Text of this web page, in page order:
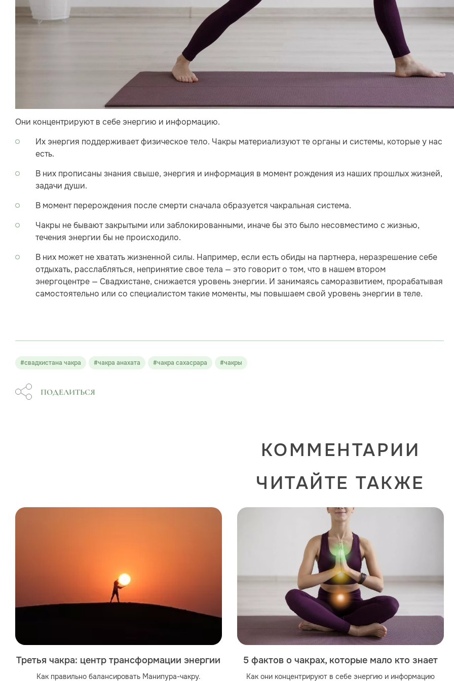
Они концентрируют в себе энергию и информацию.
Их энергия поддерживает физическое тело. Чакры материализуют те органы и системы, которые у нас
есть.
В них прописаны знания свыше, энергия и информация в момент рождения из наших прошлых жизней,
задачи души.
В момент перерождения после смерти сначала образуется чакральная система.
Чакры не бывают закрытыми или заблокированными, иначе бы это было несовместимо с жизнью,
течения энергии бы не происходило.
В них может не хватать жизненной силы. Например, если есть обиды на партнера, неразрешение себе
отдыхать, расслабляться, непринятие свое тела — это говорит о том, что в нашем втором
энергоцентре — Свадхистане, снижается уровень энергии. И занимаясь саморазвитием, прорабатывая
самостоятельно или со специалистом такие моменты, мы повышаем свой уровень энергии в теле.
#свадхистана чакра #чакра анахата #чакра сахасрара #чакры
ПОДЕЛИТЬСЯ
КОММЕНТАРИИ
ЧИТАЙТЕ ТАКЖЕ
Третья чакра: центр трансформации энергии
Как правильно балансировать Манипура-чакру.
5 фактов о чакрах, которые мало кто знает
Как они концентрируют в себе энергию и информацию